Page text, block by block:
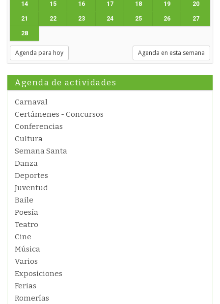
14 15 16 17 18 19 20
21 22 23 24 25 26 27
28
Agenda para hoy Agenda en esta semana
Agenda de actividades
Carnaval
Certámenes - Concursos
Conferencias
Cultura
Semana Santa
Danza
Deportes
Juventud
Baile
Poesía
Teatro
Cine
Música
Varios
Exposiciones
Ferias
Romerías